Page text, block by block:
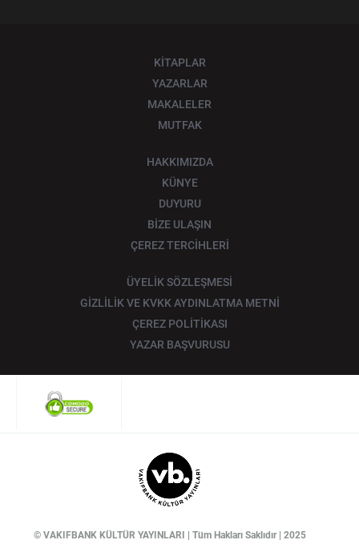
KİTAPLAR
YAZARLAR
MAKALELER
MUTFAK
HAKKIMIZDA
KÜNYE
DUYURU
BİZE ULAŞIN
ÇEREZ TERCİHLERİ
ÜYELİK SÖZLEŞMESİ
GİZLİLİK VE KVKK AYDINLATMA METNİ
ÇEREZ POLİTİKASI
YAZAR BAŞVURUSU
© VAKIFBANK KÜLTÜR YAYINLARI | Tüm Hakları Saklıdır | 2025